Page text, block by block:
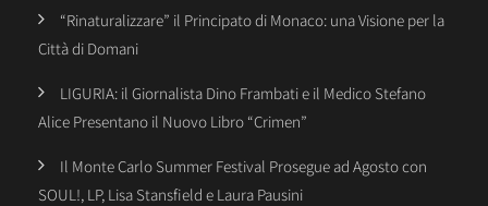
“Rinaturalizzare” il Principato di Monaco: una Visione per la
Città di Domani
LIGURIA: il Giornalista Dino Frambati e il Medico Stefano
Alice Presentano il Nuovo Libro “Crimen”
Il Monte Carlo Summer Festival Prosegue ad Agosto con
SOUL!, LP, Lisa Stansfield e Laura Pausini